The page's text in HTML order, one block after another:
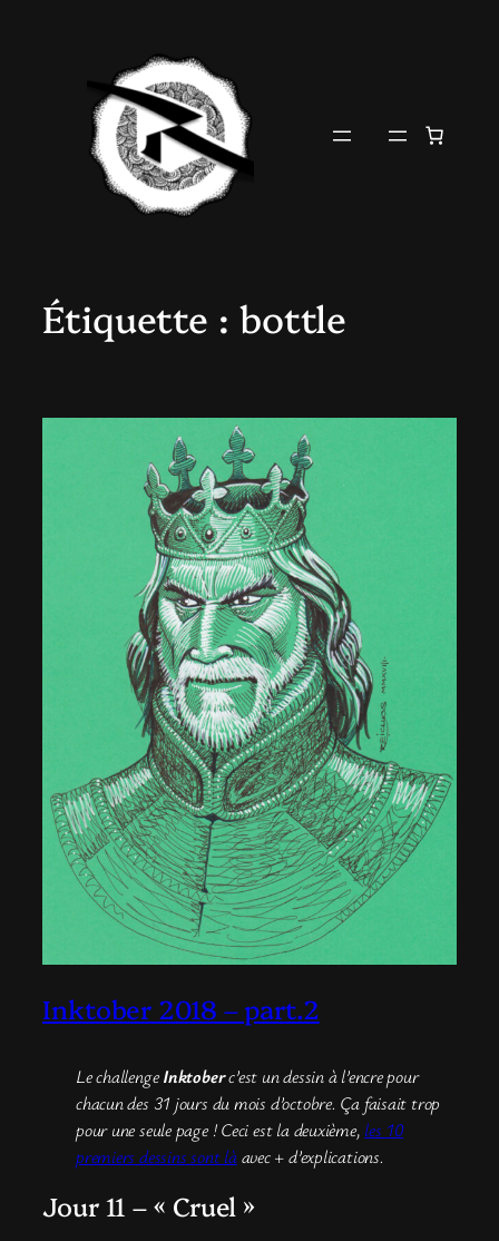
Étiquette : bottle
Inktober 2018 – part.2
Le challengeInktoberc’est un dessin à l’encre pour
chacun des 31 jours du mois d’octobre. Ça faisait trop
pour une seule page ! Ceci est la deuxième, les 10
premiers dessins sont làavec + d’explications.
Jour 11 – « Cruel »